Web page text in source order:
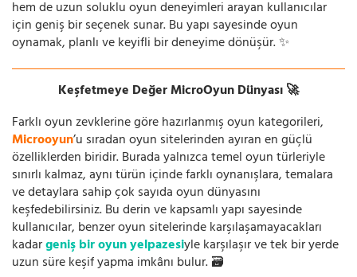
hem de uzun soluklu oyun deneyimleri arayan kullanıcılar
için geniş bir seçenek sunar. Bu yapı sayesinde oyun
oynamak, planlı ve keyifli bir deneyime dönüşür. ✨
Keşfetmeye Değer MicroOyun Dünyası 🚀
Farklı oyun zevklerine göre hazırlanmış oyun kategorileri,
Microoyun’u sıradan oyun sitelerinden ayıran en güçlü
özelliklerden biridir. Burada yalnızca temel oyun türleriyle
sınırlı kalmaz, aynı türün içinde farklı oynanışlara, temalara
ve detaylara sahip çok sayıda oyun dünyasını
keşfedebilirsiniz. Bu derin ve kapsamlı yapı sayesinde
kullanıcılar, benzer oyun sitelerinde karşılaşamayacakları
kadargeniş bir oyun yelpazesiyle karşılaşır ve tek bir yerde
uzun süre keşif yapma imkânı bulur. 🗃️